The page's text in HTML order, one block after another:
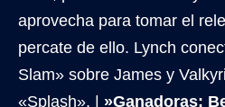
aprovecha para tomar el
percate de ello. Lynch
Slam» sobre James y
«Splash». | »Ganadoras: